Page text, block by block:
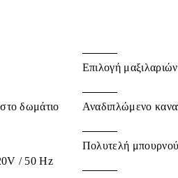
δωμάτιο
/ 50 Hz
Επιλογή μαξιλαριών
Αναδιπλώμενο
Πολυτελή